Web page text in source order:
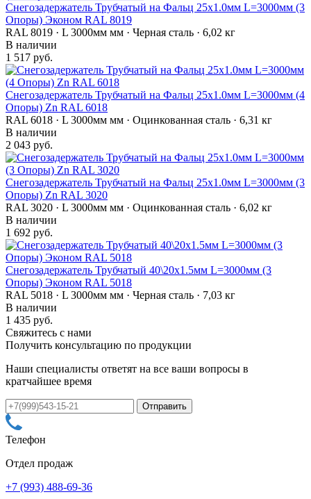
Снегозадержатель Трубчатый на Фальц 25х1.0мм L=3000мм (3
Опоры) Эконом RAL 8019
RAL 8019 · L 3000мм мм · Черная сталь · 6,02 кг
В наличии
1 517 руб.
Снегозадержатель Трубчатый на Фальц 25х1.0мм L=3000мм (4
Опоры) Zn RAL 6018
RAL 6018 · L 3000мм мм · Оцинкованная сталь · 6,31 кг
В наличии
2 043 руб.
Снегозадержатель Трубчатый на Фальц 25х1.0мм L=3000мм (3
Опоры) Zn RAL 3020
RAL 3020 · L 3000мм мм · Оцинкованная сталь · 6,02 кг
В наличии
1 692 руб.
Снегозадержатель Трубчатый 40\20х1.5мм L=3000мм (3
Опоры) Эконом RAL 5018
RAL 5018 · L 3000мм мм · Черная сталь · 7,03 кг
В наличии
1 435 руб.
Свяжитесь с нами
Получить консультацию по продукции
Наши специалисты ответят на все ваши вопросы в
кратчайшее время
Телефон
Отдел продаж
+7 (993) 488-69-36